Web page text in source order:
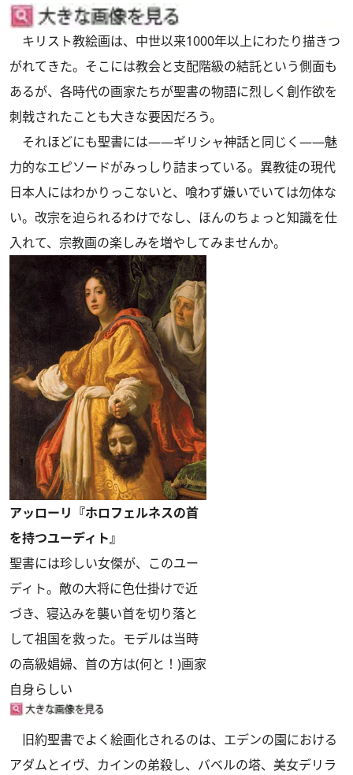
キリスト教絵画は、中世以来1000年以上にわたり描きつ
がれてきた。そこには教会と支配階級の結託という側面も
あるが、各時代の画家たちが聖書の物語に烈しく創作欲を
刺戟されたことも大きな要因だろう。
それほどにも聖書には――ギリシャ神話と同じく――魅
力的なエピソードがみっしり詰まっている。異教徒の現代
日本人にはわかりっこないと、喰わず嫌いでいては勿体な
い。改宗を迫られるわけでなし、ほんのちょっと知識を仕
入れて、宗教画の楽しみを増やしてみませんか。
アッローリ『ホロフェルネスの首
を持つユーディト』
聖書には珍しい女傑が、このユー
ディト。敵の大将に色仕掛けで近
づき、寝込みを襲い首を切り落と
して祖国を救った。モデルは当時
の高級娼婦、首の方は(何と！)画家
自身らしい
旧約聖書でよく絵画化されるのは、エデンの園における
アダムとイヴ、カインの弟殺し、バベルの塔、美女デリラ